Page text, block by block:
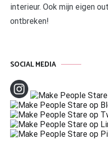
interieur. Ook mijn eigen
ontbreken!
SOCIAL MEDIA